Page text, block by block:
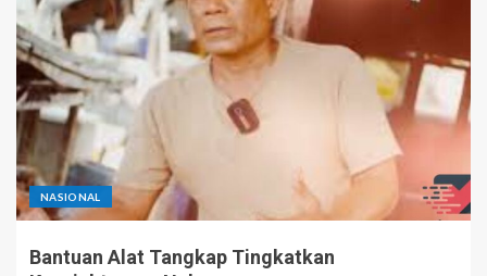
NASIONAL
Bantuan Alat Tangkap Tingkatkan